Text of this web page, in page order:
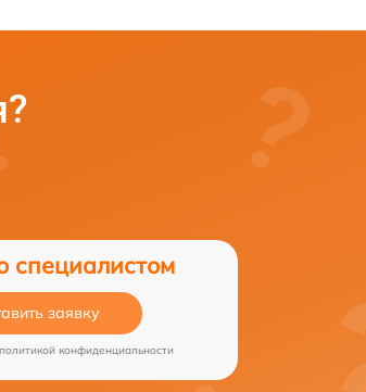
специалистом
заявку
политикой конфиденциальности